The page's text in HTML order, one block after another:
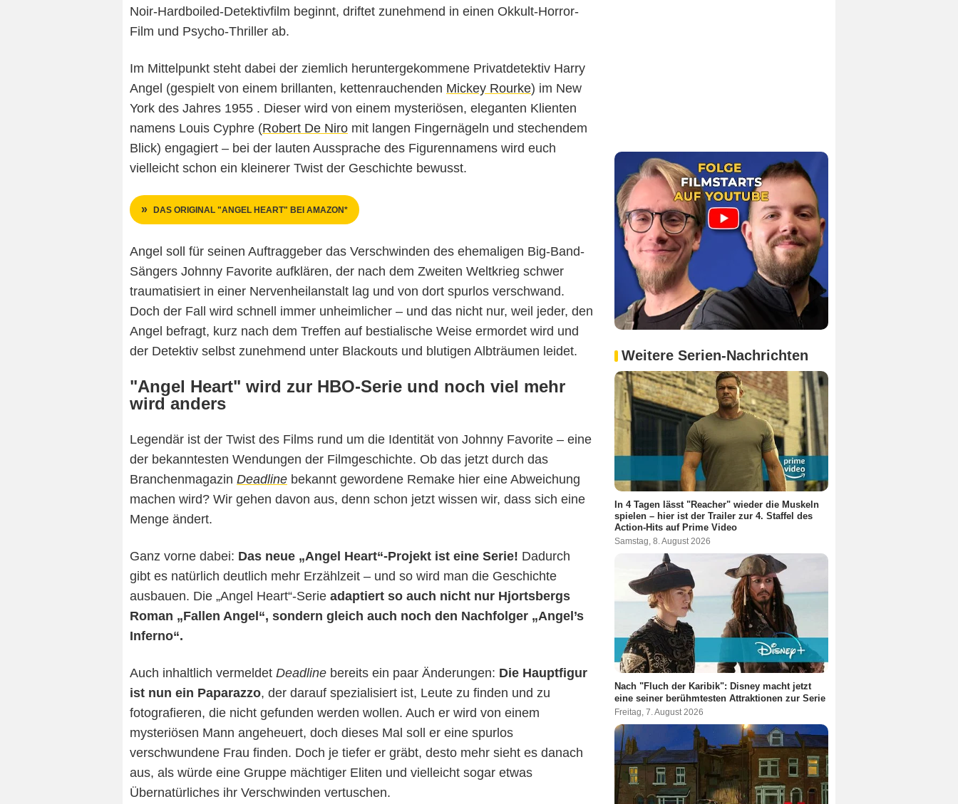
Noir-Hardboiled-Detektivfilm beginnt, driftet zunehmend in einen Okkult-Horror-
Film und Psycho-Thriller ab.
Im Mittelpunkt steht dabei der ziemlich heruntergekommene Privatdetektiv Harry
Angel (gespielt von einem brillanten, kettenrauchenden Mickey Rourke) im New
York des Jahres 1955 . Dieser wird von einem mysteriösen, eleganten Klienten
namens Louis Cyphre (Robert De Niro mit langen Fingernägeln und stechendem
Blick) engagiert – bei der lauten Aussprache des Figurennamens wird euch
vielleicht schon ein kleinerer Twist der Geschichte bewusst.
DAS ORIGINAL "ANGEL HEART" BEI AMAZON*
Angel soll für seinen Auftraggeber das Verschwinden des ehemaligen Big-Band-
Sängers Johnny Favorite aufklären, der nach dem Zweiten Weltkrieg schwer
traumatisiert in einer Nervenheilanstalt lag und von dort spurlos verschwand.
Doch der Fall wird schnell immer unheimlicher – und das nicht nur, weil jeder, den
Angel befragt, kurz nach dem Treffen auf bestialische Weise ermordet wird und
der Detektiv selbst zunehmend unter Blackouts und blutigen Albträumen leidet.
"Angel Heart" wird zur HBO-Serie und noch viel mehr
wird anders
Legendär ist der Twist des Films rund um die Identität von Johnny Favorite – eine
der bekanntesten Wendungen der Filmgeschichte. Ob das jetzt durch das
Branchenmagazin Deadline bekannt gewordene Remake hier eine Abweichung
machen wird? Wir gehen davon aus, denn schon jetzt wissen wir, dass sich eine
Menge ändert.
Ganz vorne dabei: Das neue „Angel Heart“-Projekt ist eine Serie! Dadurch
gibt es natürlich deutlich mehr Erzählzeit – und so wird man die Geschichte
ausbauen. Die „Angel Heart“-Serie adaptiert so auch nicht nur Hjortsbergs
Roman „Fallen Angel“, sondern gleich auch noch den Nachfolger „Angel’s
Inferno“.
Auch inhaltlich vermeldet Deadline bereits ein paar Änderungen: Die Hauptfigur
ist nun ein Paparazzo, der darauf spezialisiert ist, Leute zu finden und zu
fotografieren, die nicht gefunden werden wollen. Auch er wird von einem
mysteriösen Mann angeheuert, doch dieses Mal soll er eine spurlos
verschwundene Frau finden. Doch je tiefer er gräbt, desto mehr sieht es danach
aus, als würde eine Gruppe mächtiger Eliten und vielleicht sogar etwas
Übernatürliches ihr Verschwinden vertuschen.
Weitere Serien-Nachrichten
In 4 Tagen lässt "Reacher" wieder die Muskeln
spielen – hier ist der Trailer zur 4. Staffel des
Action-Hits auf Prime Video
Samstag, 8. August 2026
Nach "Fluch der Karibik": Disney macht jetzt
eine seiner berühmtesten Attraktionen zur Serie
Freitag, 7. August 2026